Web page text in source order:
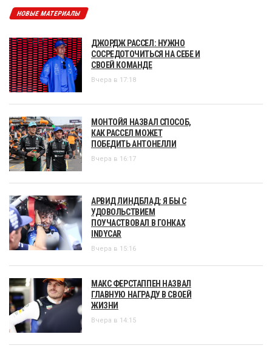
НОВЫЕ МАТЕРИАЛЫ
ДЖОРДЖ РАССЕЛ: НУЖНО
СОСРЕДОТОЧИТЬСЯ НА СЕБЕ И
СВОЕЙ КОМАНДЕ
Вчера в 17:18
МОНТОЙЯ НАЗВАЛ СПОСОБ,
КАК РАССЕЛ МОЖЕТ
ПОБЕДИТЬ АНТОНЕЛЛИ
Вчера в 16:17
АРВИД ЛИНДБЛАД: Я БЫ С
УДОВОЛЬСТВИЕМ
ПОУЧАСТВОВАЛ В ГОНКАХ
INDYCAR
Вчера в 15:16
МАКС ФЕРСТАППЕН НАЗВАЛ
ГЛАВНУЮ НАГРАДУ В СВОЕЙ
ЖИЗНИ
Вчера в 14:15